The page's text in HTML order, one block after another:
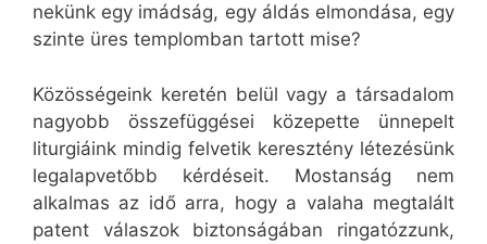
nekünk egy imádság, egy áldás elmondása, egy
szinte üres templomban tartott mise?
Közösségeink keretén belül vagy a társadalom
nagyobb összefüggései közepette ünnepelt
liturgiáink mindig felvetik keresztény létezésünk
legalapvetőbb kérdéseit. Mostanság nem
alkalmas az idő arra, hogy a valaha megtalált
patent válaszok biztonságában ringatózzunk,